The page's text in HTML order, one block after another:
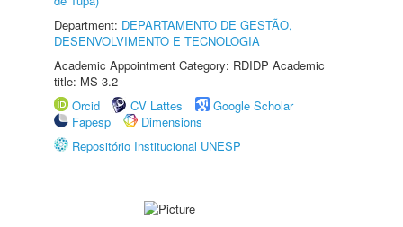
Department: DEPARTAMENTO DE GESTÃO,
DESENVOLVIMENTO E TECNOLOGIA
Academic Appointment Category: RDIDP Academic
title: MS-3.2
Orcid
CV Lattes
Google Scholar
Fapesp
Dimensions
Repositório Institucional UNESP